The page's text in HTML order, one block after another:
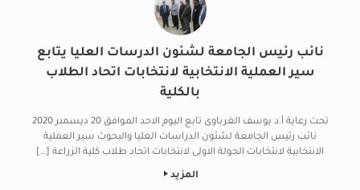
نائب رئيس الجامعة لشئون الدرسات العليا يتابع
سير العملية الانتخابية لانتخابات اتحاد الطلاب
بالكلية
تحت رعاية أ.د يوسف الغرباوى تابع اليوم الاحد الموافق 20 ديسمبر 2020
نائب رئيس الجامعة لشئون الدراسات العليا والبحوث سير العملية
الانتخابية لانتخابات الجولة الاولى لانتخابات اتحاد طلاب كلية الزراعة […]
المزيد